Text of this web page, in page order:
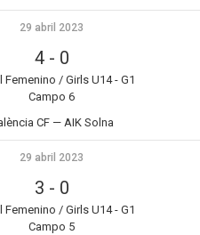
29 abril 2023
4- 0
Femenino / Girls U14 - G1
Campo 6
CF — AIK Solna
29 abril 2023
3 - 0
Femenino / Girls U14 - G1
Campo 5